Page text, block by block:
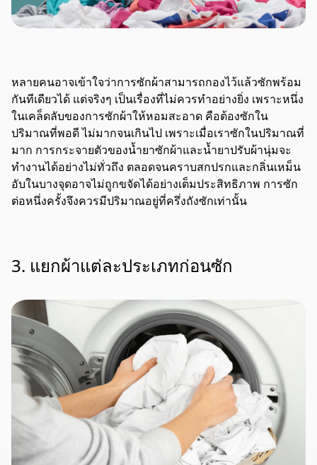
หลายคนอาจเข้าใจว่าการซักผ้าสามารถกองไว้แล้วซักพร้อม
กันทีเดียวได้ แต่จริงๆ เป็นเรื่องที่ไม่ควรทำอย่างยิ่ง เพราะหนึ่ง
ในเคล็ดลับของการซักผ้าให้หอมสะอาด คือต้องซักใน
ปริมาณที่พอดี ไม่มากจนเกินไป เพราะเมื่อเราซักในปริมาณที่
มาก การกระจายตัวของน้ำยาซักผ้าและน้ำยาปรับผ้านุ่มจะ
ทำงานได้อย่างไม่ทั่วถึง ตลอดจนคราบสกปรกและกลิ่นเหม็น
อับในบางจุดอาจไม่ถูกขจัดได้อย่างเต็มประสิทธิภาพ การซัก
ต่อหนึ่งครั้งจึงควรมีปริมาณอยู่ที่ครึ่งถังซักเท่านั้น
3. แยกผ้าแต่ละประเภทก่อนซัก